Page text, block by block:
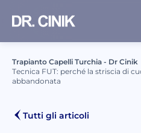
CONTATTACI
Nome *
Trapianto Capelli Turchia - Dr Cinik
Tecnica FUT: perché la striscia di
abbandonata
Tutti gli articoli